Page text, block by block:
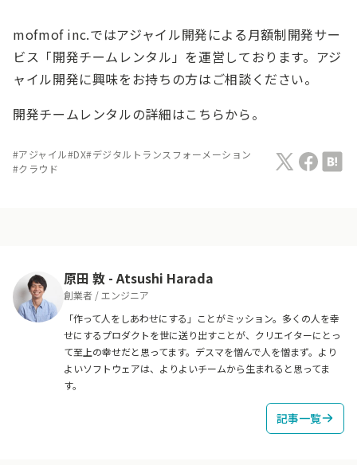
mofmof inc.ではアジャイル開発による月額制開発サー
ビス「開発チームレンタル」を運営しております。アジ
ャイル開発に興味をお持ちの方はご相談ください。
開発チームレンタルの詳細はこちらから。
#アジャイル#DX#デジタルトランスフォーメーション
#クラウド
原田 敦 - Atsushi Harada
創業者 / エンジニア
「作って人をしあわせにする」ことがミッション。多くの人を幸
せにするプロダクトを世に送り出すことが、クリエイターにとっ
て至上の幸せだと思ってます。デスマを憎んで人を憎まず。より
よいソフトウェアは、よりよいチームから生まれると思ってま
す。
記事一覧